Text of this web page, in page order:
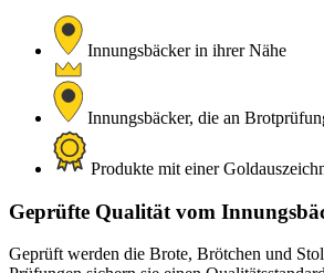
Innungsbäcker in ihrer Nähe
Innungsbäcker, die an
Produkte mit einer
Geprüfte Qualität vom
Geprüft werden die Brote, Brötchen und